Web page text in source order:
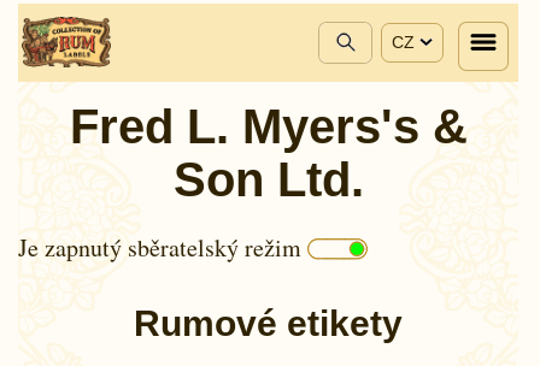
CZ
Fred L. Myers's &
Son Ltd.
Je zapnutý sběratelský režim
Rumové etikety